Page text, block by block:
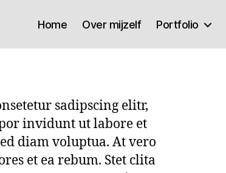
Home Over mijzelf Portfolio
sadipscing elitr,
invidunt ut labore et
diam voluptua. At vero
et ea rebum. Stet clita